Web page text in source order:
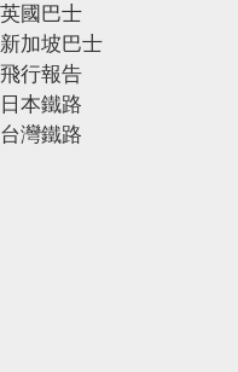
英國巴士
新加坡巴士
飛行報告
日本鐵路
台灣鐵路